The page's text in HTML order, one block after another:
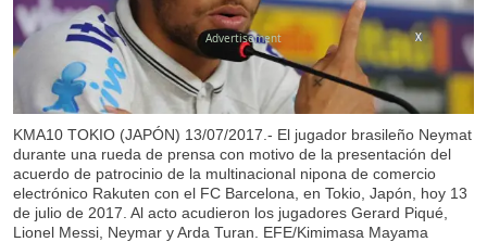
KMA10 TOKIO (JAPÓN) 13/07/2017.- El jugador brasileño Neymat
durante una rueda de prensa con motivo de la presentación del
acuerdo de patrocinio de la multinacional nipona de comercio
electrónico Rakuten con el FC Barcelona, en Tokio, Japón, hoy 13
de julio de 2017. Al acto acudieron los jugadores Gerard Piqué,
Lionel Messi, Neymar y Arda Turan. EFE/Kimimasa Mayama
X